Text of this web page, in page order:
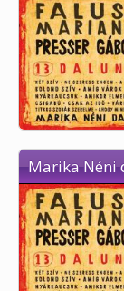
Marika Néni